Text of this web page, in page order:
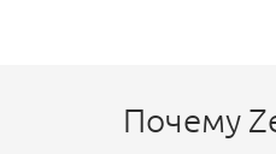
Почему